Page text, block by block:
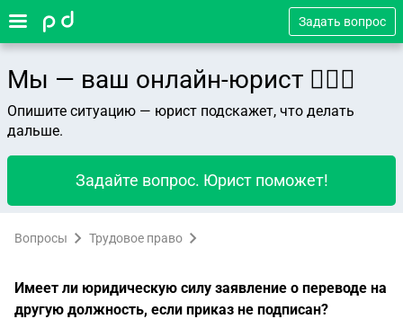
Задать вопрос
Мы — ваш онлайн-юрист 👨🏻‍⚖️
Опишите ситуацию — юрист подскажет, что делать
дальше.
Задайте вопрос. Юрист поможет!
Вопросы Трудовое право
Имеет ли юридическую силу заявление о переводе на
другую должность, если приказ не подписан?